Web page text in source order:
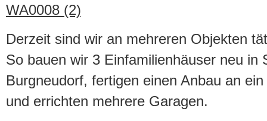
Derzeit sind wir an mehreren Objekten
So bauen wir 3 Einfamilienhäuser neu in
Burgneudorf, fertigen einen Anbau an
und errichten mehrere Garagen.